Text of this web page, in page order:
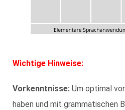
Wichtige Hinweise:
Vorkenntnisse: Um optimal
haben und mit grammatischen